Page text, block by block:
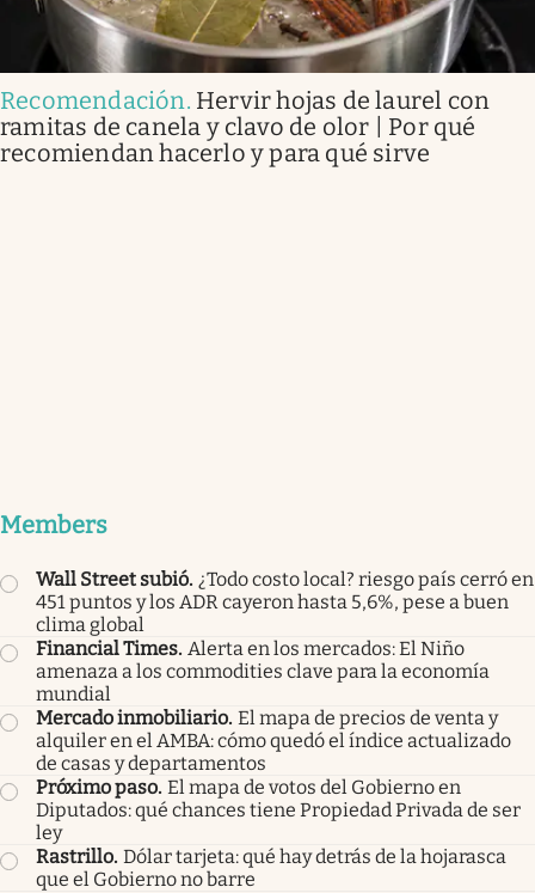
Recomendación. Hervir hojas de laurel con
ramitas de canela y clavo de olor | Por qué
recomiendan hacerlo y para qué sirve
Members
Wall Street subió. ¿Todo costo local? riesgo país cerró en
451 puntos y los ADR cayeron hasta 5,6%, pese a buen
clima global
Financial Times. Alerta en los mercados: El Niño
amenaza a los commodities clave para la economía
mundial
Mercado inmobiliario. El mapa de precios de venta y
alquiler en el AMBA: cómo quedó el índice actualizado
de casas y departamentos
Próximo paso. El mapa de votos del Gobierno en
Diputados: qué chances tiene Propiedad Privada de ser
ley
Rastrillo. Dólar tarjeta: qué hay detrás de la hojarasca
que el Gobierno no barre